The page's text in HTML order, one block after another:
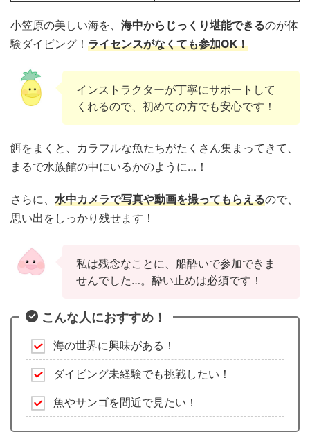
小笠原の美しい海を、 海中からじっくり堪能できるのが体
験ダイビング！ ライセンスがなくても参加OK！
インストラクターが丁寧にサポートして
くれるので、初めての方でも安心です！
餌をまくと、カラフルな魚たちがたくさん集まってきて、
まるで水族館の中にいるかのように…！
さらに、 水中カメラで写真や動画を撮ってもらえるので、
思い出をしっかり残せます！
私は残念なことに、船酔いで参加できま
せんでした…。酔い止めは必須です！
こんな人におすすめ！
海の世界に興味がある！
ダイビング未経験でも挑戦したい！
魚やサンゴを間近で見たい！